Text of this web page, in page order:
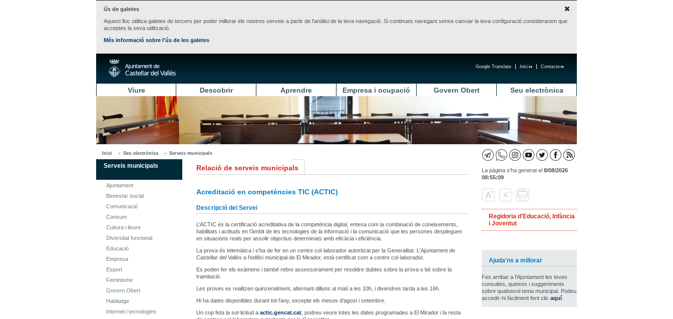
Ús de galetes
Aquest lloc utilitza galetes de tercers per poder millorar els nostres serveis a partir de l'anàlisi de la teva navegació. Si continues navegant sense canviar la teva configuració considerarem que
acceptes la seva utilització.
Més informació sobre l'ús de les galetes
Contacte
Inici
Google Translate
Viure Descobrir Aprendre Empresa i ocupació Govern Obert Seu electrònica
Inici Seu electrònica Serveis municipals
Serveis municipals
Ajuntament
Benestar social
Comunicació
Consum
Cultura i lleure
Diversitat funcional
Educació
Empresa
Esport
Feminisme
Govern Obert
Habitatge
Internet i tecnologies
Relació de serveis municipals La pàgina s'ha generat el 8/08/2026
08:55:09
Acreditació en competències TIC (ACTIC)
Descripció del Servei
L’ACTIC és la certificació acreditativa de la competència digital, entesa com la combinació de coneixements,
habilitats i actituds en l’àmbit de les tecnologies de la informació i la comunicació que les persones despleguen
en situacions reals per assolir objectius determinats amb eficàcia i eficiència.
La prova és telemàtica i s'ha de fer en un centre col·laborador autoritzat per la Generalitat. L'Ajuntament de
Castellar del Vallès a l'edifici municipal de El Mirador, està certificat com a centre col·laborador.
Es poden fer els exàmens i també rebre assessorament per resoldre dubtes sobre la prova o bé sobre la
tramitació.
Les proves es realitzen quinzenalment, alternant dilluns al matí a les 10h, i divendres tarda a les 16h.
Hi ha dates disponibles durant tot l'any, excepte els mesos d'agost i setembre.
Un cop feta la sol·licitud a actic.gencat.cat , podreu veure totes les dates programades a El Mirador i la resta
Regidoria d'Educació, Infància
i Joventut
Ajuda'ns a millorar
Fes arribar a l'Ajuntament les teves
consultes, queixes i suggeriments
sobre qualsevol tema municipal. Podeu
accedir-hi fàcilment fent clic aquí